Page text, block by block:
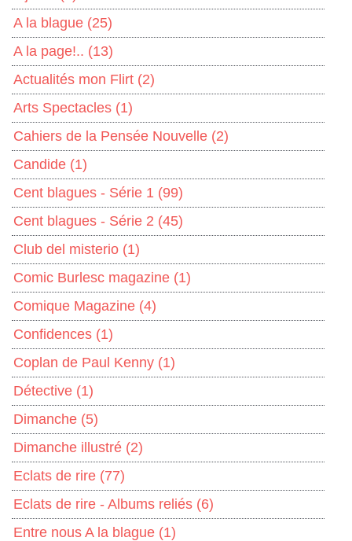
A la blague (25)
A la page!.. (13)
Actualités mon Flirt (2)
Arts Spectacles (1)
Cahiers de la Pensée Nouvelle (2)
Candide (1)
Cent blagues - Série 1 (99)
Cent blagues - Série 2 (45)
Club del misterio (1)
Comic Burlesc magazine (1)
Comique Magazine (4)
Confidences (1)
Coplan de Paul Kenny (1)
Détective (1)
Dimanche (5)
Dimanche illustré (2)
Eclats de rire (77)
Eclats de rire - Albums reliés (6)
Entre nous A la blague (1)